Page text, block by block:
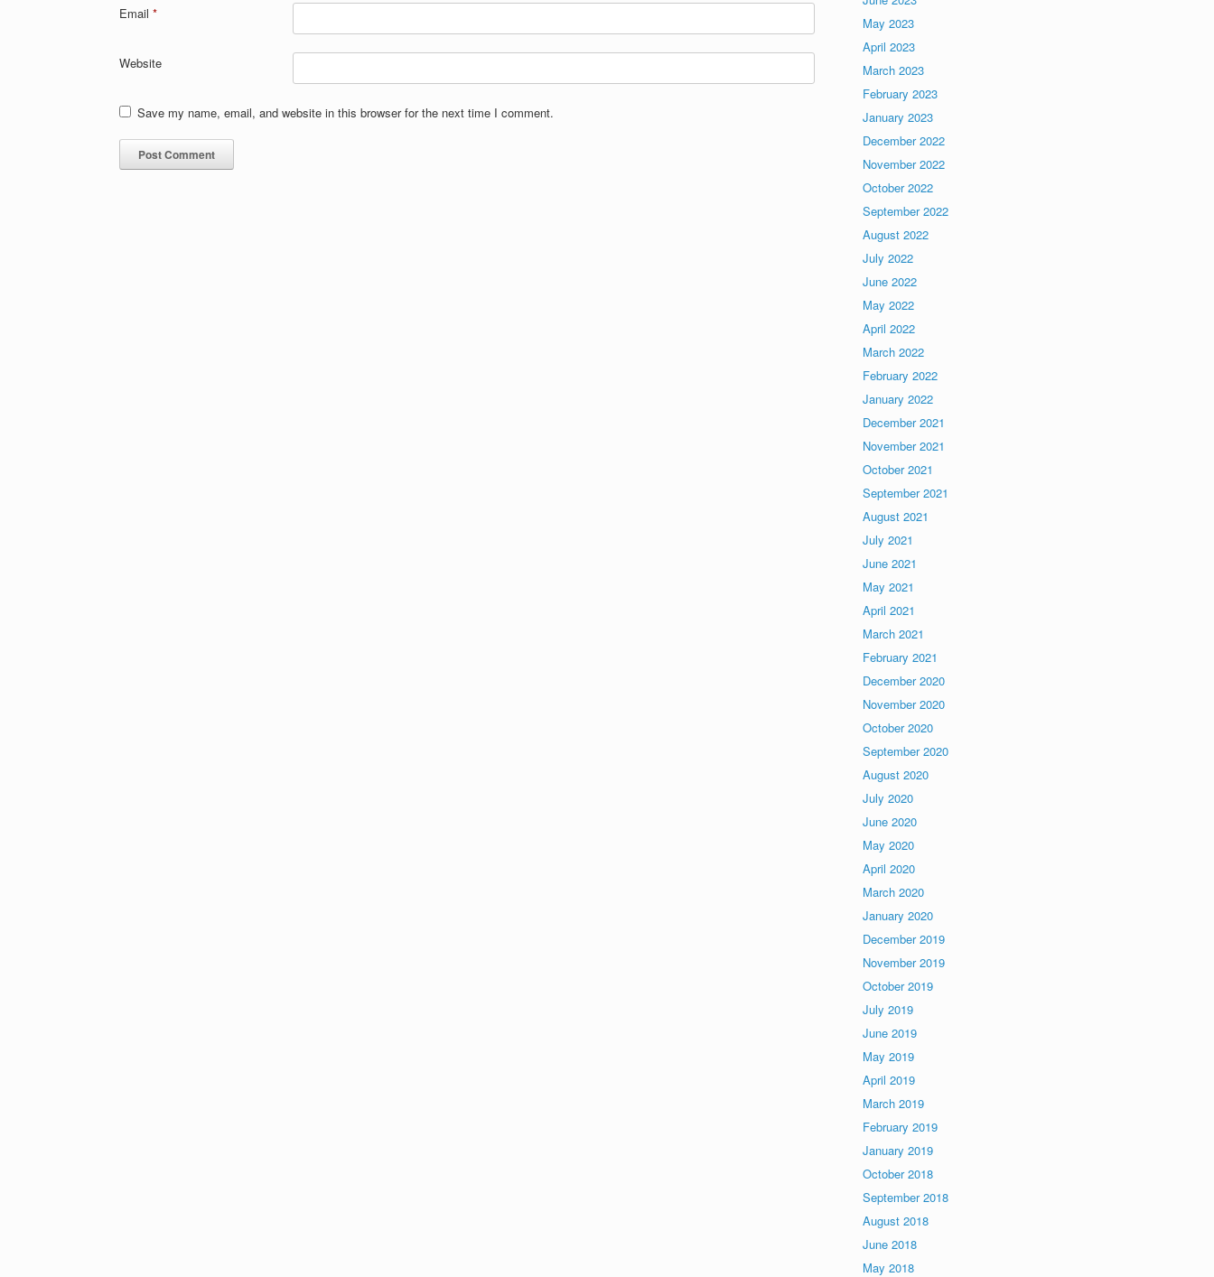
Email *
Website
Save my name, email, and website in this browser for the next time I comment.
May 2023
April 2023
March 2023
February 2023
January 2023
December 2022
November 2022
October 2022
September 2022
August 2022
July 2022
June 2022
May 2022
April 2022
March 2022
February 2022
January 2022
December 2021
November 2021
October 2021
September 2021
August 2021
July 2021
June 2021
May 2021
April 2021
March 2021
February 2021
December 2020
November 2020
October 2020
September 2020
August 2020
July 2020
June 2020
May 2020
April 2020
March 2020
January 2020
December 2019
November 2019
October 2019
July 2019
June 2019
May 2019
April 2019
March 2019
February 2019
January 2019
October 2018
September 2018
August 2018
June 2018
May 2018